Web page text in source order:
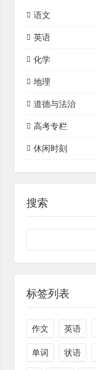
语文
英语
化学
化学常识
化学实验
地理
道德与法治
高考专栏
休闲时刻
搜索
标签列表
作文 英语
单词 状语